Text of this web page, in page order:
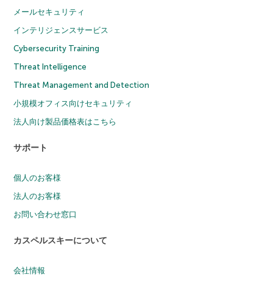
メールセキュリティ
インテリジェンスサービス
Cybersecurity Training
Threat Intelligence
Threat Management and Detection
小規模オフィス向けセキュリティ
法人向け製品価格表はこちら
サポート
個人のお客様
法人のお客様
お問い合わせ窓口
カスペルスキーについて
会社情報